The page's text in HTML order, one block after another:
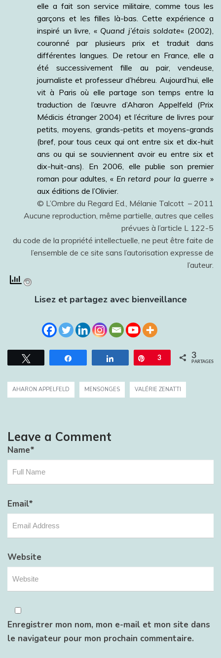
elle a fait son service militaire, comme tous les
garçons et les filles là-bas. Cette expérience a
inspiré un livre, « Quand j’étais soldate« (2002),
couronné par plusieurs prix et traduit dans
différentes langues. De retour en France, elle a
été successivement fille au pair, vendeuse,
journaliste et professeur d’hébreu. Aujourd’hui, elle
vit à Paris où elle partage son temps entre la
traduction de l’œuvre d’Aharon Appelfeld (Prix
Médicis étranger 2004) et l’écriture de livres pour
petits, moyens, grands-petits et moyens-grands
(bref, pour tous ceux qui ont entre six et dix-huit
ans ou qui se souviennent avoir eu entre six et
dix-huit-ans). En 2006, elle publie son premier
roman pour adultes, « En retard pour la guerre »
aux éditions de l’Olivier.
© L’Ombre du Regard Ed., Mélanie Talcott – 2011
Aucune reproduction, même partielle, autres que celles
prévues à l’article L 122-5
du code de la propriété intellectuelle, ne peut être faite de
l’ensemble de ce site sans l’autorisation expresse de
l’auteur.
Lisez et partagez avec bienveillance
Partagez Épingle
3 3
PARTAGES
AHARON APPELFELD MENSONGES VALÉRIE ZENATTI
Leave a Comment
Name*
Email*
Website
Enregistrer mon nom, mon e-mail et mon site dans
le navigateur pour mon prochain commentaire.